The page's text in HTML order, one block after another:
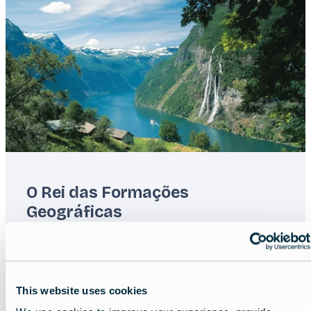
This website uses cookies
O Rei das Formações
Geográficas
Explorando os Grandes Fiordes da Europa.